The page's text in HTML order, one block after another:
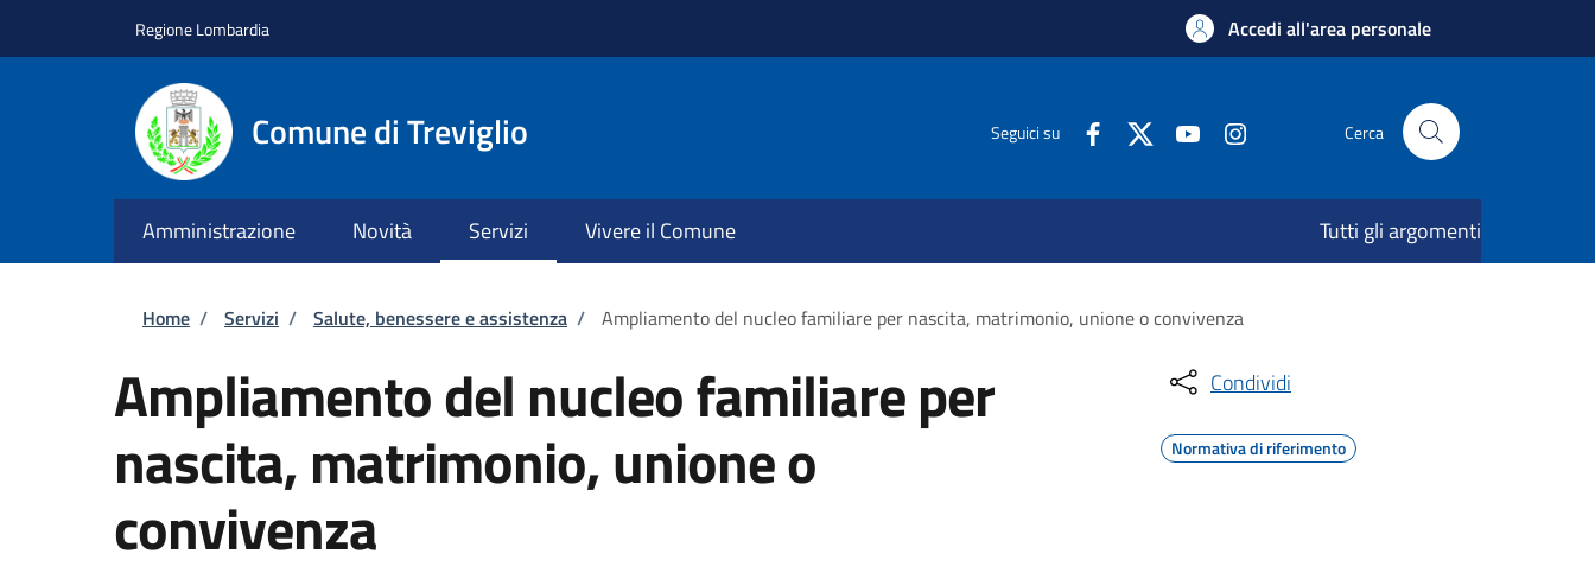
Regione Lombardia Accedi all'area personale
Comune di Treviglio Seguici su Cerca
Amministrazione Novità Servizi Vivere il Comune Tutti gli argomenti
Briciole di pane
Home / Servizi / Salute, benessere e assistenza / Ampliamento del nucleo familiare per nascita, matrimonio, unione o convivenza
Ampliamento del nucleo familiare per
nascita, matrimonio, unione o
convivenza
Condividi
Normativa di riferimento